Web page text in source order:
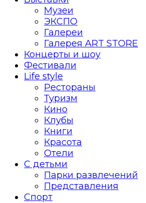
Музеи
ЭКСПО
Галереи
Галерея ART STORE
Концерты и шоу
Фестивали
Life style
Рестораны
Туризм
Кино
Клубы
Книги
Красота
Отели
С детьми
Парки развлечений
Представления
Спорт